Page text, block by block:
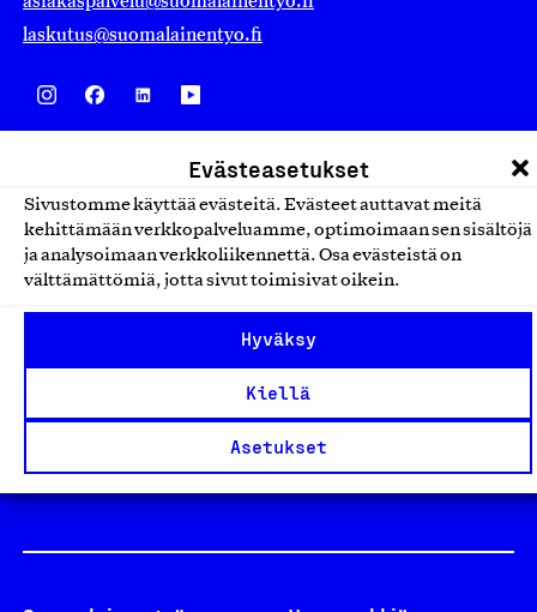
Evästeasetukset
Sivustomme käyttää evästeitä. Evästeet auttavat meitä
kehittämään verkkopalveluamme, optimoimaan sen sisältöjä
ja analysoimaan verkkoliikennettä. Osa evästeistä on
välttämättömiä, jotta sivut toimisivat oikein.
Hyväksy
Kiellä
Asetukset
laskutus@suomalainentyo.fi
Design From Finland
Yhteiskunnallinen Yritys -merkki